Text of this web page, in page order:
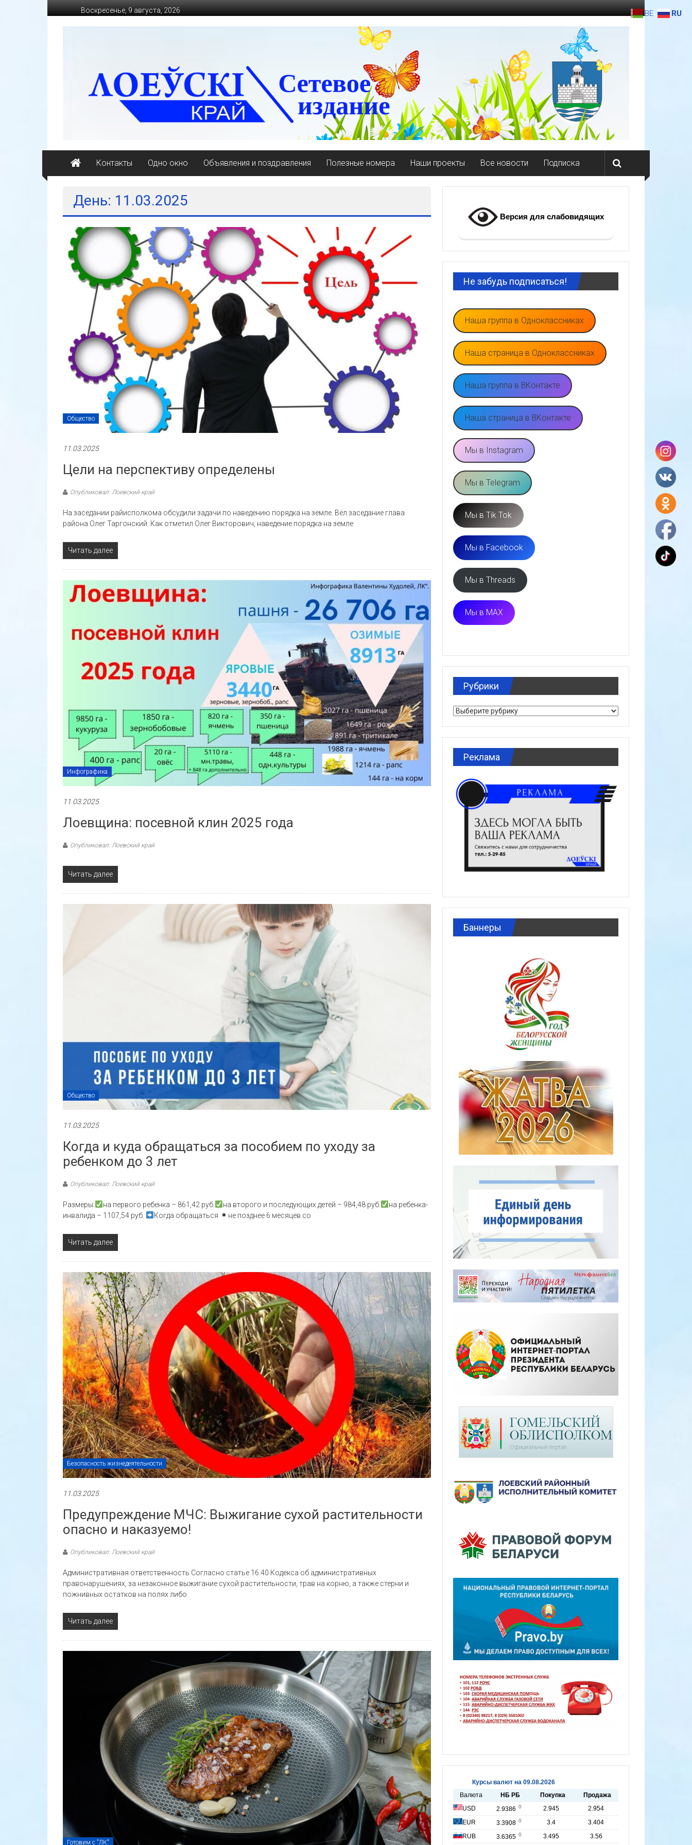
к
содержимому
Воскресенье, 9 августа, 2026
массово-
политическая
Контакты Одно окно Объявления и поздравления Полезные номера Наши проекты Все новости Подписка
День: 11.03.2025
Общество
11.03.2025
Цели на перспективу определены
Опубликовал: Лоевский край
На заседании райисполкома обсудили задачи по наведению порядка на земле. Вёл заседание глава
района Олег Таргонский. Как отметил Олег Викторович, наведение порядка на земле
Читать далее
Инфографика
11.03.2025
Лоевщина: посевной клин 2025 года
Опубликовал: Лоевский край
Читать далее
Общество
11.03.2025
Когда и куда обращаться за пособием по уходу за
ребенком до 3 лет
Опубликовал: Лоевский край
Размеры: на первого ребенка – 861,42 руб. на второго и последующих детей – 984,48 руб.
на ребенка-
инвалида – 1107,54 руб.
Когда обращаться не позднее 6 месяцев со
Читать далее
Безопасность жизнедеятельности
11.03.2025
Предупреждение МЧС: Выжигание сухой растительности
опасно и наказуемо!
Опубликовал: Лоевский край
Административная ответственность Согласно статье 16.40 Кодекса об административных
правонарушениях, за незаконное выжигание сухой растительности, трав на корню, а также стерни и
пожнивных остатков на полях либо
Читать далее
Готовим с "ЛК"
Версия для слабовидящих
Не забудь подписаться!
Наша группа в Одноклассниках
Наша страница в Одноклассниках
Наша группа в ВКонтакте
Наша страница в ВКонтакте
Мы в Instagram
Мы в Telegram
Мы в Tik Tok
Мы в Facebook
Мы в Threads
Мы в MAX
Рубрики
Рубрики
Реклама
Баннеры
BE RU